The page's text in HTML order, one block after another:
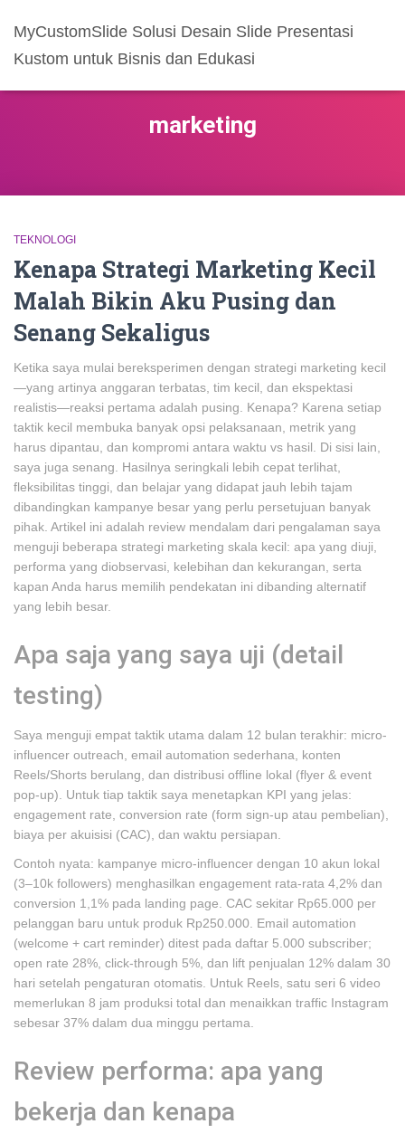
MyCustomSlide Solusi Desain Slide Presentasi
Kustom untuk Bisnis dan Edukasi
marketing
TEKNOLOGI
Kenapa Strategi Marketing Kecil
Malah Bikin Aku Pusing dan
Senang Sekaligus
Ketika saya mulai bereksperimen dengan strategi marketing kecil
—yang artinya anggaran terbatas, tim kecil, dan ekspektasi
realistis—reaksi pertama adalah pusing. Kenapa? Karena setiap
taktik kecil membuka banyak opsi pelaksanaan, metrik yang
harus dipantau, dan kompromi antara waktu vs hasil. Di sisi lain,
saya juga senang. Hasilnya seringkali lebih cepat terlihat,
fleksibilitas tinggi, dan belajar yang didapat jauh lebih tajam
dibandingkan kampanye besar yang perlu persetujuan banyak
pihak. Artikel ini adalah review mendalam dari pengalaman saya
menguji beberapa strategi marketing skala kecil: apa yang diuji,
performa yang diobservasi, kelebihan dan kekurangan, serta
kapan Anda harus memilih pendekatan ini dibanding alternatif
yang lebih besar.
Apa saja yang saya uji (detail
testing)
Saya menguji empat taktik utama dalam 12 bulan terakhir: micro-
influencer outreach, email automation sederhana, konten
Reels/Shorts berulang, dan distribusi offline lokal (flyer & event
pop-up). Untuk tiap taktik saya menetapkan KPI yang jelas:
engagement rate, conversion rate (form sign-up atau pembelian),
biaya per akuisisi (CAC), dan waktu persiapan.
Contoh nyata: kampanye micro-influencer dengan 10 akun lokal
(3–10k followers) menghasilkan engagement rata-rata 4,2% dan
conversion 1,1% pada landing page. CAC sekitar Rp65.000 per
pelanggan baru untuk produk Rp250.000. Email automation
(welcome + cart reminder) ditest pada daftar 5.000 subscriber;
open rate 28%, click-through 5%, dan lift penjualan 12% dalam 30
hari setelah pengaturan otomatis. Untuk Reels, satu seri 6 video
memerlukan 8 jam produksi total dan menaikkan traffic Instagram
sebesar 37% dalam dua minggu pertama.
Review performa: apa yang
bekerja dan kenapa